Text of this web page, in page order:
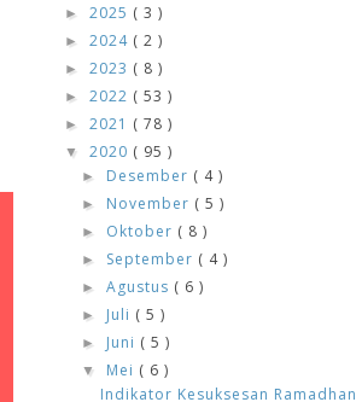
► 2025 ( 3 )
► 2024 ( 2 )
► 2023 ( 8 )
► 2022 ( 53 )
► 2021 ( 78 )
▼ 2020 ( 95 )
► Desember ( 4 )
► November ( 5 )
► Oktober ( 8 )
► September ( 4 )
►Agustus ( 6 )
► Juli ( 5 )
► Juni ( 5 )
▼ Mei ( 6 )
Indikator Kesuksesan Ramadhan